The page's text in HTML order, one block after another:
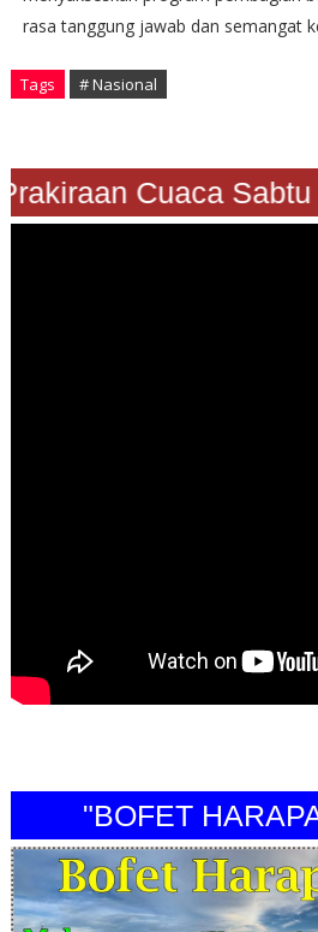
rasa tanggung jawab dan semangat
Tags # Nasional
"Prakiraan Cuaca
"BOFET